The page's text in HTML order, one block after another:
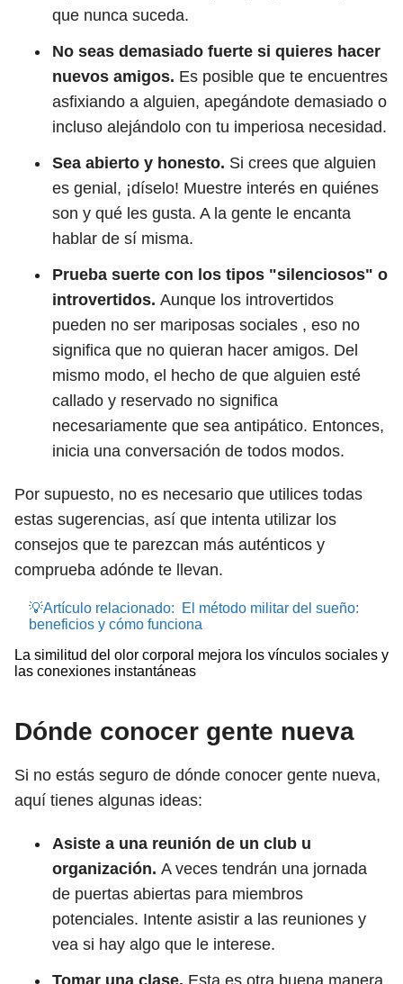
que nunca suceda.
No seas demasiado fuerte si quieres hacer
nuevos amigos. Es posible que te encuentres
asfixiando a alguien, apegándote demasiado o
incluso alejándolo con tu imperiosa necesidad.
Sea abierto y honesto. Si crees que alguien
es genial, ¡díselo! Muestre interés en quiénes
son y qué les gusta. A la gente le encanta
hablar de sí misma.
Prueba suerte con los tipos "silenciosos" o
introvertidos. Aunque los introvertidos
pueden no ser mariposas sociales , eso no
significa que no quieran hacer amigos. Del
mismo modo, el hecho de que alguien esté
callado y reservado no significa
necesariamente que sea antipático. Entonces,
inicia una conversación de todos modos.
Por supuesto, no es necesario que utilices todas
estas sugerencias, así que intenta utilizar los
consejos que te parezcan más auténticos y
comprueba adónde te llevan.
💡Artículo relacionado:
El método militar del sueño:
beneficios y cómo funciona
La similitud del olor corporal mejora los vínculos sociales y
las conexiones instantáneas
Dónde conocer gente nueva
Si no estás seguro de dónde conocer gente nueva,
aquí tienes algunas ideas:
Asiste a una reunión de un club u
organización. A veces tendrán una jornada
de puertas abiertas para miembros
potenciales. Intente asistir a las reuniones y
vea si hay algo que le interese.
Tomar una clase. Esta es otra buena manera